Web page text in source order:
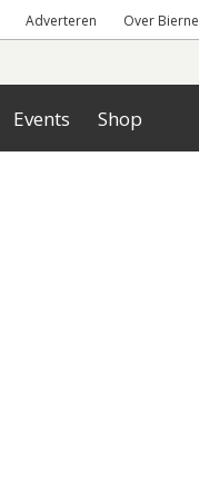
Adverteren Over
Events Shop